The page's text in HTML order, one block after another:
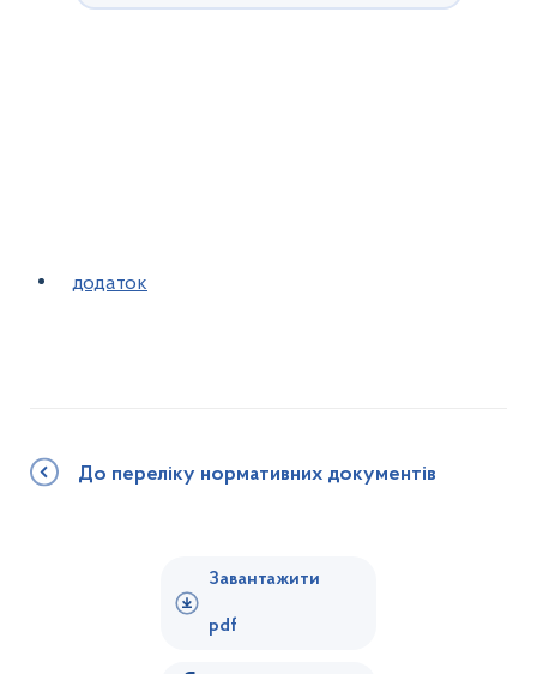
додаток
До переліку нормативних документів
Завантажити
pdf